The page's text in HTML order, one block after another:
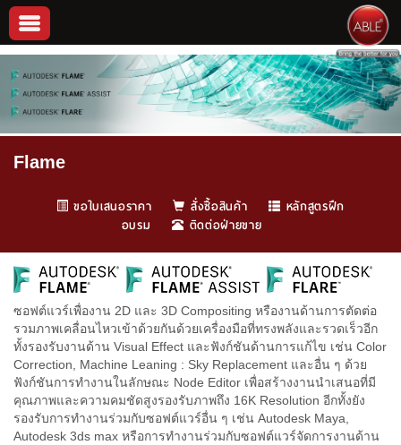
Flame
ขอใบเสนอราคา สั่งซื้อสินค้า
หลักสูตรฝึก
อบรม
ติดต่อฝ่ายขาย
ซอฟต์แวร์เพื่องาน 2D และ 3D Compositing หรืองานด้านการตัดต่อ
รวมภาพเคลื่อนไหวเข้าด้วยกันด้วยเครื่องมือที่ทรงพลังและรวดเร็วอีก
ทั้งรองรับงานด้าน Visual Effect และฟังก์ชันด้านการแก้ไข เช่น Color
Correction, Machine Leaning : Sky Replacement และอื่น ๆ ด้วย
ฟังก์ชันการทำงานในลักษณะ Node Editor เพื่อสร้างงานนำเสนอที่มี
คุณภาพและความคมชัดสูงรองรับภาพถึง 16K Resolution อีกทั้งยัง
รองรับการทำงานร่วมกับซอฟต์แวร์อื่น ๆ เช่น Autodesk Maya,
Autodesk 3ds max หรือการทำงานร่วมกับซอฟต์แวร์จัดการงานด้าน